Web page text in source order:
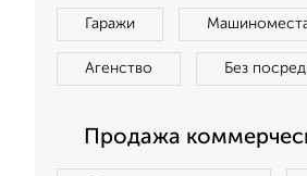
Гаражи
Агенство Без
Продажа